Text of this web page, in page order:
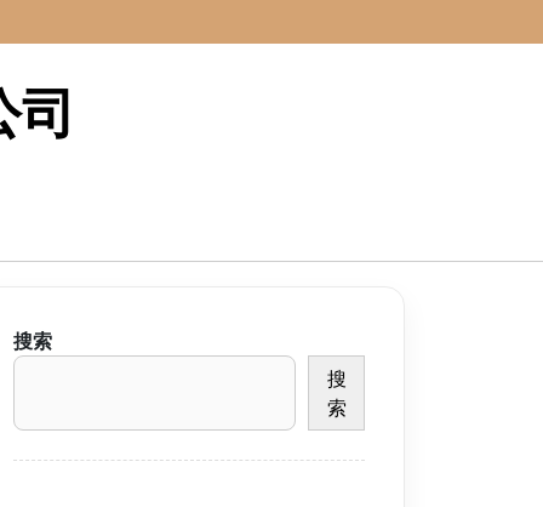
司
搜索
搜
索